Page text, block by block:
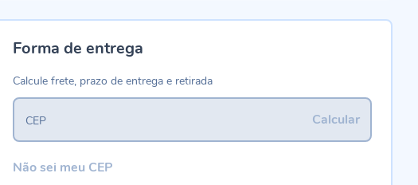
Forma de entrega
Calcule frete, prazo de entrega e retirada
Calcular
CEP
Não sei meu CEP